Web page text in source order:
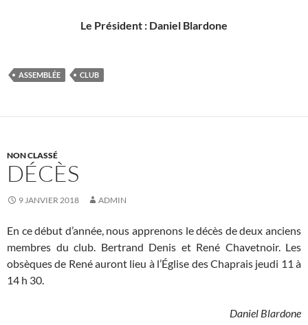
Le Président : Daniel Blardone
ASSEMBLÉE CLUB
NON CLASSÉ
DÉCÈS
9 JANVIER 2018 ADMIN
En ce début d’année, nous apprenons le décès de deux anciens
membres du club. Bertrand Denis et René Chavetnoir. Les
obsèques de René auront lieu à l’Église des Chaprais jeudi 11 à
14 h 30.
Daniel Blardone